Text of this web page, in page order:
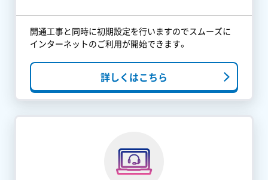
開通工事と同時に初期設定を行いますのでスムーズに
インターネットのご利用が開始できます。
詳しくはこちら